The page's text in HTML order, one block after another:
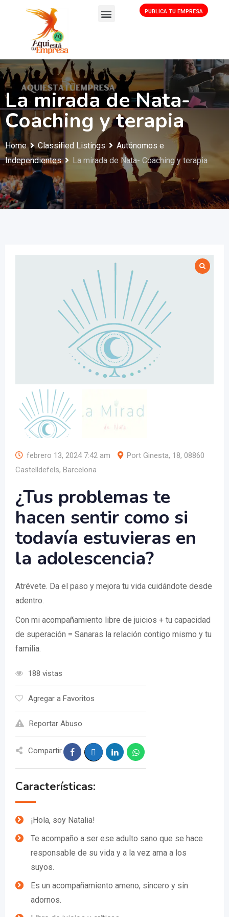
PUBLICA TU EMPRESA
La mirada de Nata-
Coaching y terapia
Home Classified Listings
Autónomos e
Independientes
La mirada de Nata- Coaching y terapia
febrero 13, 2024 7:42 am
Port Ginesta, 18, 08860
Castelldefels, Barcelona
¿Tus problemas te
hacen sentir como si
todavía estuvieras en
la adolescencia?
Atrévete. Da el paso y mejora tu vida cuidándote desde
adentro.
Con mi acompañamiento libre de juicios + tu capacidad
de superación = Sanaras la relación contigo mismo y tu
familia.
188 vistas
Agregar a Favoritos
Reportar Abuso
Compartir
Características:
¡Hola, soy Natalia!
Te acompaño a ser ese adulto sano que se hace
responsable de su vida y a la vez ama a los
suyos.
Es un acompañamiento ameno, sincero y sin
adornos.